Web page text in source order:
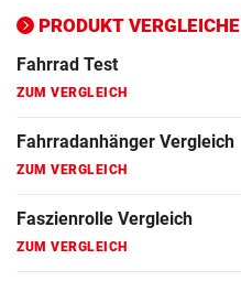
PRODUKT VERGLEICHE
ZUM VERGLEICH
Fahrrad Test
ZUM VERGLEICH
Fahrradanhänger Vergleich
ZUM VERGLEICH
Faszienrolle Vergleich
ZUM VERGLEICH